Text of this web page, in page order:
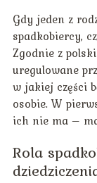
Gdy jeden z
spadkobiercy,
Zgodnie z
uregulowane
w jakiej części
osobie. W
ich nie ma –
Rola